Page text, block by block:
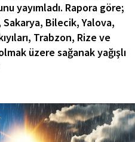
yayımladı. Rapora göre;
Bilecik, Yalova,
Trabzon, Rize ve
üzere sağanak yağışlı